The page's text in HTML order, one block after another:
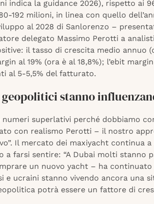
indica la guidance 2026), rispetto ai
192 milioni, in linea con quello
al 2028 di Sanlorenzo –
delegato Massimo Perotti a
il tasso di crescita medio annuo
al 19% (ora è al 18,8%); l’ebit
al 5-5,5% del fatturato.
stanno
numeri superlativi perché dobbiamo
con realismo Perotti – il nostro
Il mercato dei maxiyacht continua
a farsi sentire: “A Dubai molti stanno
un nuovo yacht – ha
e ucraini stanno vivendo ancora una
potrà essere un fattore di